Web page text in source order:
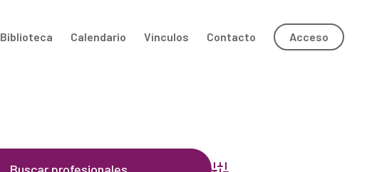
Biblioteca Calendario Vínculos Contacto Acceso